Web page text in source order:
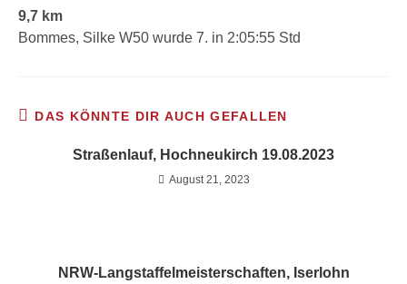
9,7 km
Bommes, Silke W50 wurde 7. in 2:05:55 Std
DAS KÖNNTE DIR AUCH GEFALLEN
Straßenlauf, Hochneukirch 19.08.2023
August 21, 2023
NRW-Langstaffelmeisterschaften, Iserlohn